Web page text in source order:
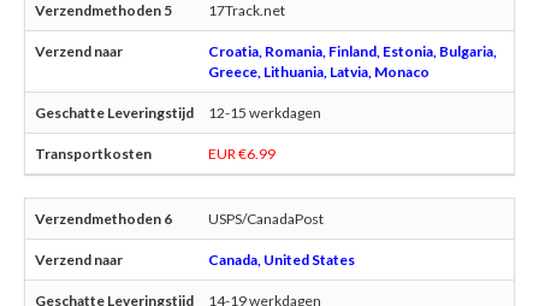
17Track.net
Croatia, Romania, Finland, Estonia, Bulgaria,
Greece, Lithuania, Latvia, Monaco
12-15 werkdagen
EUR €6.99
USPS/CanadaPost
Canada, United States
14-19 werkdagen